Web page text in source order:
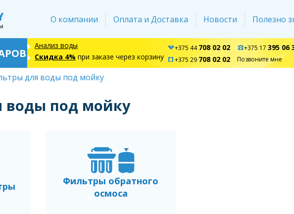
О компании Оплата и Доставка Новости Полезно
Анализ воды
Скидка 4% при заказе через корзину
+375 44708 02 02
+375 29 708 02 02
+375 17 395 06
Позвоните мне
для воды под мойку
воды под мойку
Фильтры обратного
осмоса